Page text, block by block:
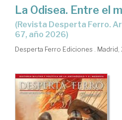
La Odisea. Entre el
(Revista Desperta Ferro. Arqueología e Historia, Nº
67, año 2026)
Desperta Ferro Ediciones . Madrid,